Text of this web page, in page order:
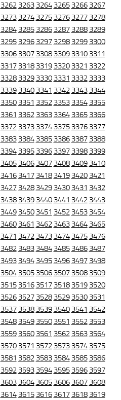
3262 3263 3264 3265 3266 3267
3273 3274 3275 3276 3277 3278
3284 3285 3286 3287 3288 3289
3295 3296 3297 3298 3299 3300
3306 3307 3308 3309 3310 3311
3317 3318 3319 3320 3321 3322
3328 3329 3330 3331 3332 3333
3339 3340 3341 3342 3343 3344
3350 3351 3352 3353 3354 3355
3361 3362 3363 3364 3365 3366
3372 3373 3374 3375 3376 3377
3383 3384 3385 3386 3387 3388
3394 3395 3396 3397 3398 3399
3405 3406 3407 3408 3409 3410
3416 3417 3418 3419 3420 3421
3427 3428 3429 3430 3431 3432
3438 3439 3440 3441 3442 3443
3449 3450 3451 3452 3453 3454
3460 3461 3462 3463 3464 3465
3471 3472 3473 3474 3475 3476
3482 3483 3484 3485 3486 3487
3493 3494 3495 3496 3497 3498
3504 3505 3506 3507 3508 3509
3515 3516 3517 3518 3519 3520
3526 3527 3528 3529 3530 3531
3537 3538 3539 3540 3541 3542
3548 3549 3550 3551 3552 3553
3559 3560 3561 3562 3563 3564
3570 3571 3572 3573 3574 3575
3581 3582 3583 3584 3585 3586
3592 3593 3594 3595 3596 3597
3603 3604 3605 3606 3607 3608
3614 3615 3616 3617 3618 3619